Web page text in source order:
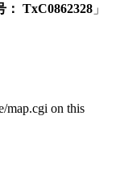
： TxC0862328 」